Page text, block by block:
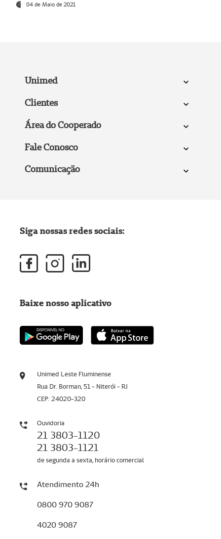
04 de Maio de 2021
Unimed
Clientes
Área do Cooperado
Fale Conosco
Comunicação
Unimed Leste Fluminense
Rua Dr. Borman, 51 - Niterói - RJ
CEP: 24020-320
Ouvidoria
21 3803-1120
21 3803-1121
de segunda a sexta, horário comercial
Atendimento 24h
0800 970 9087
4020 9087
Siga nossas redes sociais:
Baixe nosso aplicativo